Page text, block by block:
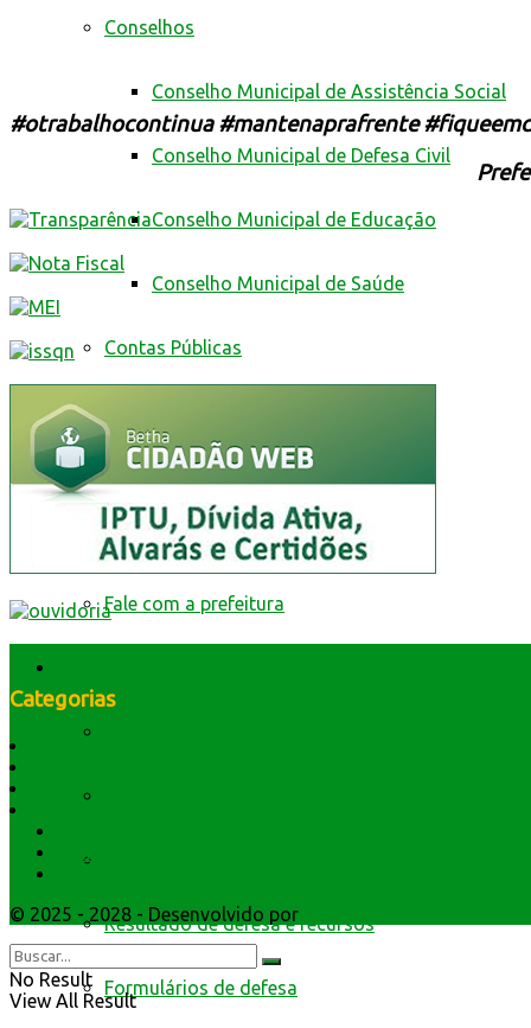
Conselhos
Conselho Municipal de Assistência Social
Conselho Municipal de Defesa Civil
Conselho Municipal de Educação
Conselho Municipal de Saúde
Contas Públicas
Minha Folha
Nota Fiscal Eletrônica
Fale com a prefeitura
Resultado de defesa e recursos
Formulários de defesa
#otrabalhocontinua #mantenaprafrente
Categorias
Lei Orgânica
Atendimento
© 2025 - 2028 - Desenvolvido por
No Result
View All Result